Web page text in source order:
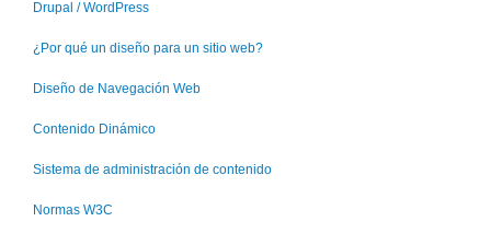
Drupal / WordPress
¿Por qué un diseño para un sitio web?
Diseño de Navegación Web
Contenido Dinámico
Sistema de administración de contenido
Normas W3C